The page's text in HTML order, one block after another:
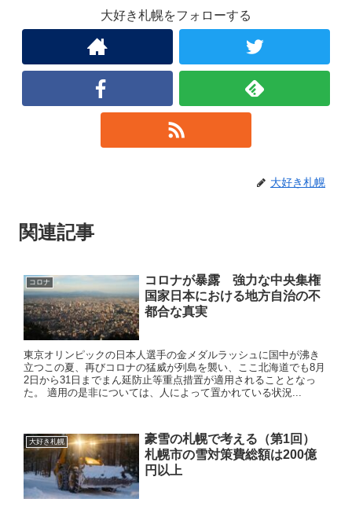
大好き札幌をフォローする
大好き札幌
関連記事
コロナ
コロナが暴露 強力な中央集権
国家日本における地方自治の不
都合な真実
東京オリンピックの日本人選手の金メダルラッシュに国中が沸き
立つこの夏、再びコロナの猛威が列島を襲い、ここ北海道でも8月
2日から31日までまん延防止等重点措置が適用されることとなっ
た。 適用の是非については、人によって置かれている状況...
大好き札幌
豪雪の札幌で考える（第1回）
札幌市の雪対策費総額は200億
円以上